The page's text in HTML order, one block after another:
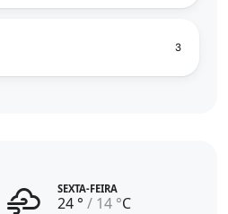
3
SEXTA-FEIRA
24 ° 14 °C